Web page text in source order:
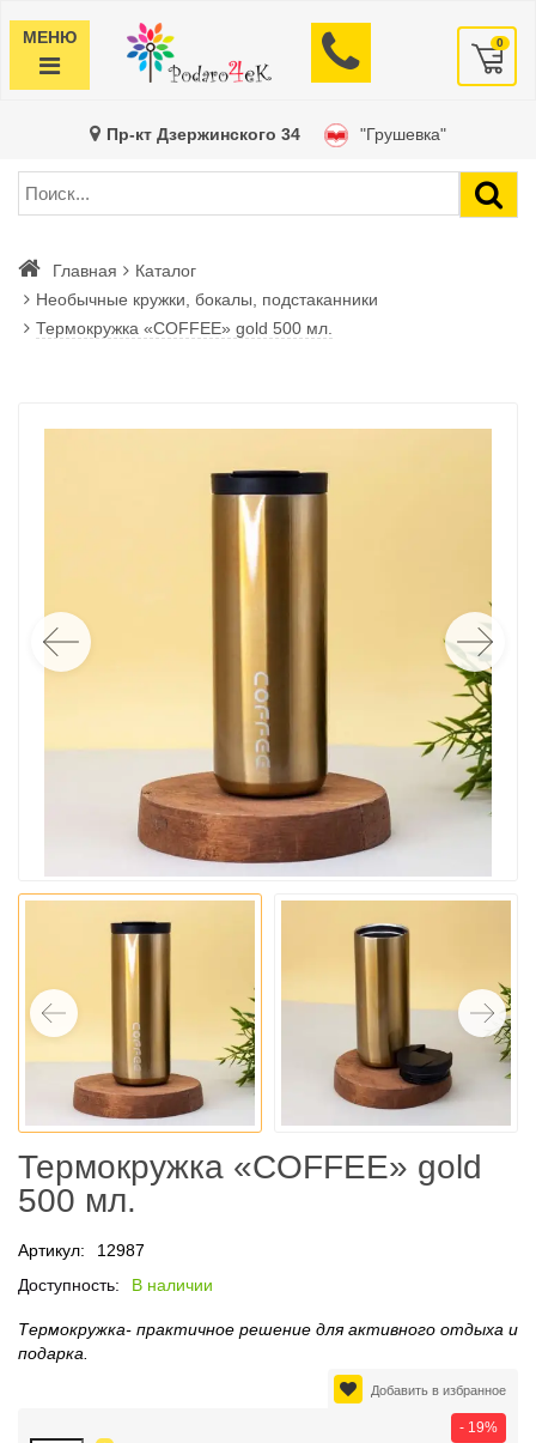
МЕНЮ 0
Пр-кт Дзержинского 34 "Грушевка"
Главная
Каталог
Необычные кружки, бокалы, подстаканники
Термокружка «COFFEE» gold 500 мл.
Термокружка «COFFEE» gold
500 мл.
Артикул:
12987
Доступность:
В наличии
Термокружка- практичное решение для активного отдыха и
подарка.
Добавить в избранное
- 19%